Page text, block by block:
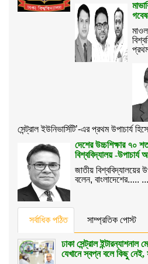
সেন্ট্রাল ইউনিভার্সিটি’-এর প্রথম উপাচার্য
দেশের উচ্চশিক্ষার ৭০
বিশ্ববিদ্যালয় -উপাচার্য
জাতীয়
বলেন, বাংলাদেশের..... ...
সর্বাধিক পঠিত সাম্প্রতিক পোস্ট
ঢাকা সেন্ট্রাল
যেখানে স্বপ্ন বলে কিছু